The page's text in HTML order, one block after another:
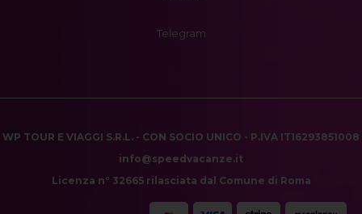
Telegram
WP TOUR E VIAGGI S.R.L. - CON SOCIO UNICO - P.IVA IT16293851008
info@speedvacanze.it
Licenza n° 32665 rilasciata dal Comune di Roma